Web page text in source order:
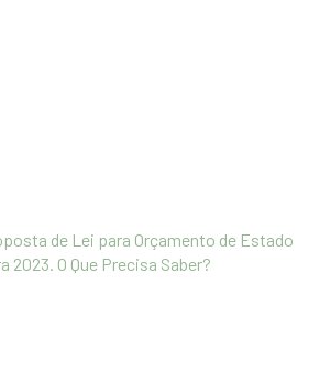
de Lei para Orçamento de Estado
2023. O Que Precisa Saber?